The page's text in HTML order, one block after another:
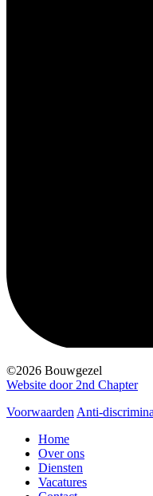
©2026 Bouwgezel
Website door 2nd Chapter
Voorwaarden Anti-
Home
Over ons
Diensten
Vacatures